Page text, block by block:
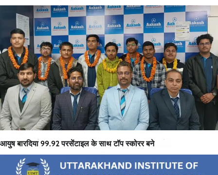
आयुष बारदिया 99.92 परसेंटाइल के साथ टॉप स्कोरर बने